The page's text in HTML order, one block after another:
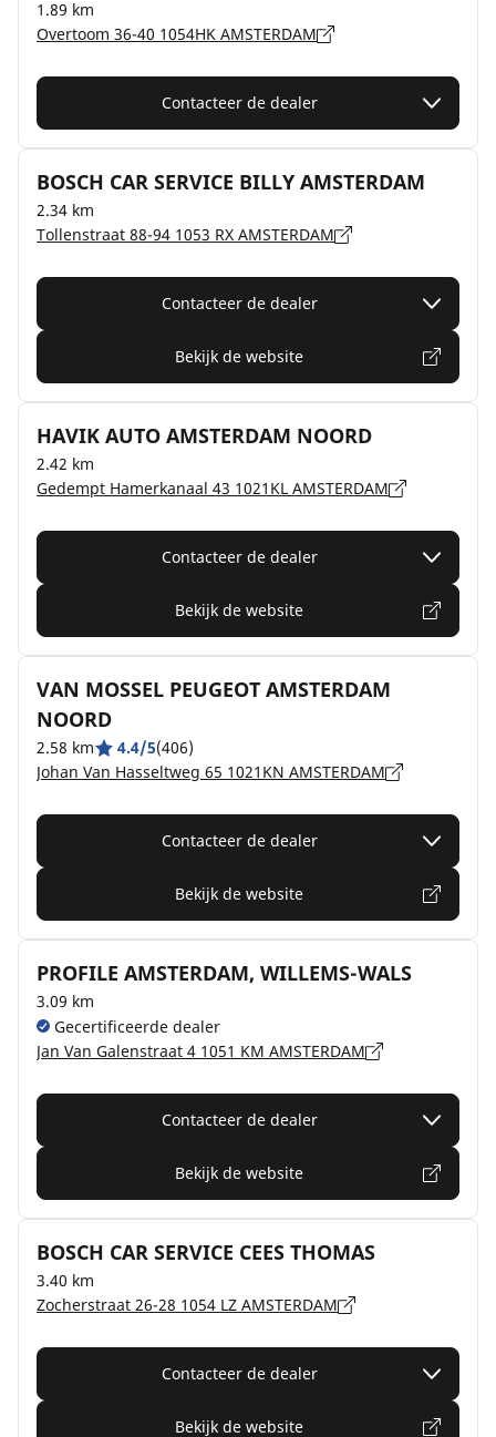
1.89 km
Overtoom 36-40 1054HK AMSTERDAM
Contacteer de dealer
BOSCH CAR SERVICE BILLY AMSTERDAM
2.34 km
Tollenstraat 88-94 1053 RX AMSTERDAM
Contacteer de dealer
Bekijk de website
HAVIK AUTO AMSTERDAM NOORD
2.42 km
Gedempt Hamerkanaal 43 1021KL AMSTERDAM
Contacteer de dealer
Bekijk de website
VAN MOSSEL PEUGEOT AMSTERDAM
NOORD
2.58 km 4.4/5(406)
Johan Van Hasseltweg 65 1021KN AMSTERDAM
Contacteer de dealer
Bekijk de website
PROFILE AMSTERDAM, WILLEMS-WALS
3.09 km
Gecertificeerde dealer
Jan Van Galenstraat 4 1051 KM AMSTERDAM
Contacteer de dealer
Bekijk de website
BOSCH CAR SERVICE CEES THOMAS
3.40 km
Zocherstraat 26-28 1054 LZ AMSTERDAM
Contacteer de dealer
Bekijk de website